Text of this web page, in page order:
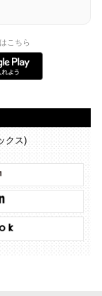
こちら
クス)